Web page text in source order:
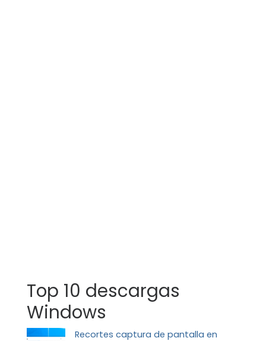
Top 10 descargas
Windows
Recortes captura de pantalla en